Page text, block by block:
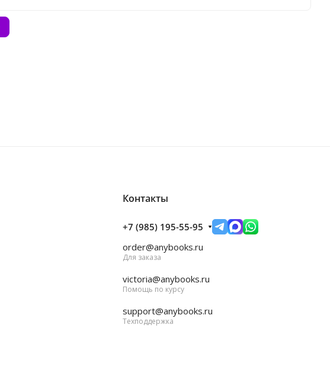
Контакты
+7 (985) 195-55-95
order@anybooks.ru
Для заказа
victoria@anybooks.ru
Помощь по курсу
support@anybooks.ru
Техподдержка